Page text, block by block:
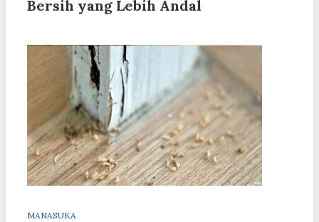
Bersih yang Lebih Andal
MANASUKA